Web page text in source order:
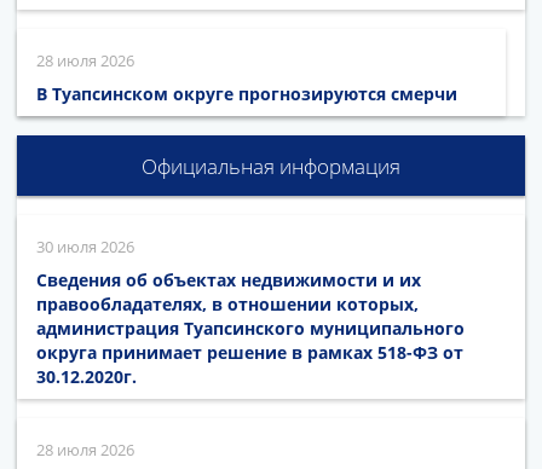
28 июля 2026
В Туапсинском округе прогнозируются смерчи
Официальная информация
30 июля 2026
Сведения об объектах недвижимости и их
правообладателях, в отношении которых,
администрация Туапсинского муниципального
округа принимает решение в рамках 518-ФЗ от
30.12.2020г.
28 июля 2026